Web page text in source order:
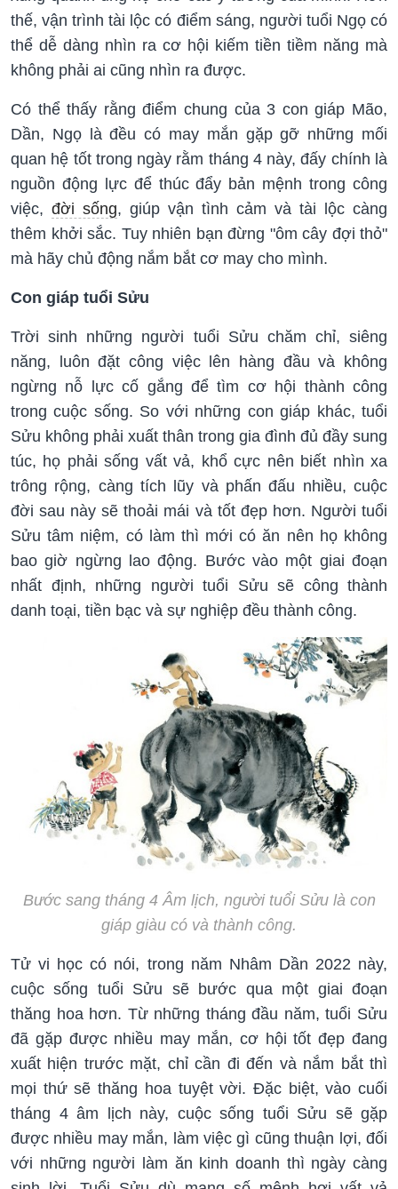
thế, vận trình tài lộc có điểm sáng, người tuổi Ngọ có
thể dễ dàng nhìn ra cơ hội kiếm tiền tiềm năng mà
không phải ai cũng nhìn ra được.
Có thể thấy rằng điểm chung của 3 con giáp Mão,
Dần, Ngọ là đều có may mắn gặp gỡ những mối
quan hệ tốt trong ngày rằm tháng 4 này, đấy chính là
nguồn động lực để thúc đẩy bản mệnh trong công
việc, đời sống, giúp vận tình cảm và tài lộc càng
thêm khởi sắc. Tuy nhiên bạn đừng "ôm cây đợi thỏ"
mà hãy chủ động nắm bắt cơ may cho mình.
Con giáp tuổi Sửu
Trời sinh những người tuổi Sửu chăm chỉ, siêng
năng, luôn đặt công việc lên hàng đầu và không
ngừng nỗ lực cố gắng để tìm cơ hội thành công
trong cuộc sống. So với những con giáp khác, tuổi
Sửu không phải xuất thân trong gia đình đủ đầy sung
túc, họ phải sống vất vả, khổ cực nên biết nhìn xa
trông rộng, càng tích lũy và phấn đấu nhiều, cuộc
đời sau này sẽ thoải mái và tốt đẹp hơn. Người tuổi
Sửu tâm niệm, có làm thì mới có ăn nên họ không
bao giờ ngừng lao động. Bước vào một giai đoạn
nhất định, những người tuổi Sửu sẽ công thành
danh toại, tiền bạc và sự nghiệp đều thành công.
Bước sang tháng 4 Âm lịch, người tuổi Sửu là con
giáp giàu có và thành công.
Tử vi học có nói, trong năm Nhâm Dần 2022 này,
cuộc sống tuổi Sửu sẽ bước qua một giai đoạn
thăng hoa hơn. Từ những tháng đầu năm, tuổi Sửu
đã gặp được nhiều may mắn, cơ hội tốt đẹp đang
xuất hiện trước mặt, chỉ cần đi đến và nắm bắt thì
mọi thứ sẽ thăng hoa tuyệt vời. Đặc biệt, vào cuối
tháng 4 âm lịch này, cuộc sống tuổi Sửu sẽ gặp
được nhiều may mắn, làm việc gì cũng thuận lợi, đối
với những người làm ăn kinh doanh thì ngày càng